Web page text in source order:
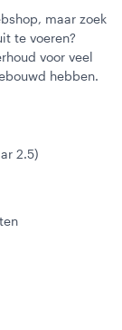
maar zoek
te voeren?
voor veel
hebben.
2.5)